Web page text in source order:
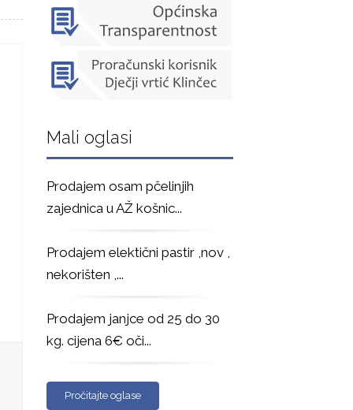
Mali oglasi
Prodajem osam pčelinjih
zajednica u AŽ košnic...
Prodajem elektični pastir ,nov ,
nekorišten ,...
Prodajem janjce od 25 do 30
kg. cijena 6€ oči...
Pročitajte oglase